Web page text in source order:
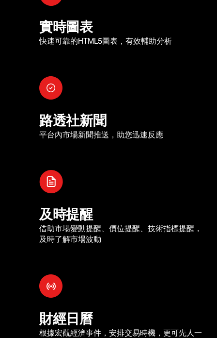
實時圖表
快速可靠的HTML5圖表，有效輔助分析
路透社新聞
平台內市場新聞推送，助您迅速反應
及時提醒
借助市場變動提醒、價位提醒、技術指標提醒，
及時了解市場波動
財經日曆
根據宏觀經濟事件，安排交易時機，更可先人一